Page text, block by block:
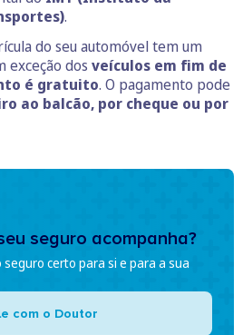
.
do seu automóvel tem um
exceção dos veículos em fim de
é gratuito. O pagamento pode
ao balcão, por cheque ou por
seguro acompanha?
certo para si e para a sua
com o Doutor